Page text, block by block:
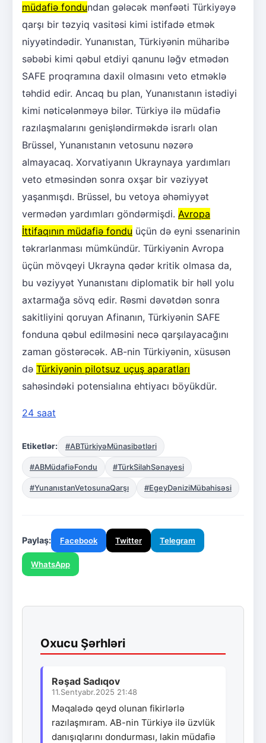
müdafiə fondundan gələcək mənfəəti Türkiyəyə
qarşı bir təzyiq vasitəsi kimi istifadə etmək
niyyətindədir. Yunanıstan, Türkiyənin müharibə
səbəbi kimi qəbul etdiyi qanunu ləğv etmədən
SAFE proqramına daxil olmasını veto etməklə
təhdid edir. Ancaq bu plan, Yunanıstanın istədiyi
kimi nəticələnməyə bilər. Türkiyə ilə müdafiə
razılaşmalarını genişləndirməkdə israrlı olan
Brüssel, Yunanıstanın vetosunu nəzərə
almayacaq. Xorvatiyanın Ukraynaya yardımları
veto etməsindən sonra oxşar bir vəziyyət
yaşanmışdı. Brüssel, bu vetoya əhəmiyyət
vermədən yardımları göndərmişdi. Avropa
İttifaqının müdafiə fondu üçün də eyni ssenarinin
təkrarlanması mümkündür. Türkiyənin Avropa
üçün mövqeyi Ukrayna qədər kritik olmasa da,
bu vəziyyət Yunanıstanı diplomatik bir həll yolu
axtarmağa sövq edir. Rəsmi dəvətdən sonra
sakitliyini qoruyan Afinanın, Türkiyənin SAFE
fonduna qəbul edilməsini necə qarşılayacağını
zaman göstərəcək. AB-nin Türkiyənin, xüsusən
də Türkiyənin pilotsuz uçuş aparatları
sahəsindəki potensialına ehtiyacı böyükdür.
24 saat
Etiketlər: #ABTürkiyəMünasibətləri
#ABMüdafiəFondu #TürkSilahSənayesi
#YunanıstanVetosunaQarşı #EgeyDəniziMübahisəsi
Paylaş: Facebook Twitter Telegram
WhatsApp
Oxucu Şərhləri
Rəşad Sadıqov
11.Sentyabr.2025 21:48
Məqalədə qeyd olunan fikirlərlə
razılaşmıram. AB-nin Türkiyə ilə üzvlük
danışıqlarını dondurması, lakin müdafiə